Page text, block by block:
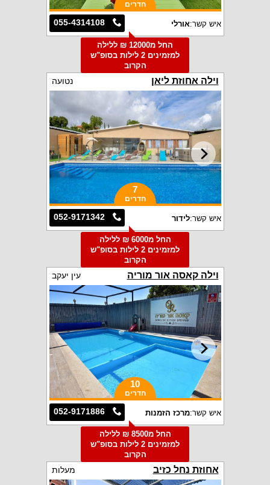
חדרים
055-4314108 איש קשר:אורלי
החל מ12000 ₪ ללילה
למזמינים 2 לילות בסופ"ש
הקרוב
וילה אחוזת ליאן נטועה
7
חדרים
052-9171342 איש קשר:לידור
החל מ6000 ₪ ללילה
למזמינים 2 לילות בסופ"ש
הקרוב
וילה קאסה אור מוריה עין יעקב
10
חדרים
052-9171886 איש קשר:מרכז הזמנות
החל מ8500 ₪ ללילה
למזמינים 2 לילות בסופ"ש
הקרוב
אחוזת נחל כזיב מעלות